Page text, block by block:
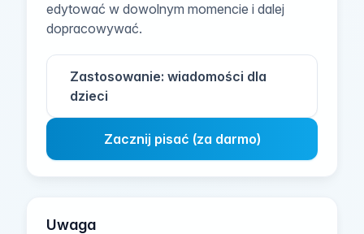
edytować w dowolnym momencie i dalej
dopracowywać.
Zastosowanie: wiadomości dla
dzieci
Zacznij pisać (za darmo)
Uwaga